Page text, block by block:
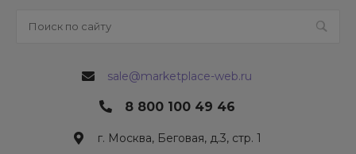
sale@marketplace-web.ru
8 800 100 49 46
г. Москва, Беговая, д.3, стр. 1